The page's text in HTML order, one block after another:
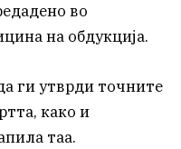
во
на обдукција.
ги утврди точните
како и
таа.